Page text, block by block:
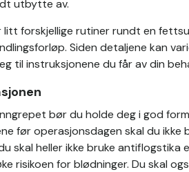
utbytte av.
litt forskjellige rutiner rundt en
Siden detaljene kan
til instruksjonene du får av din
bør du holde deg i god
før operasjonsdagen skal du
skal heller ikke bruke
risikoen for blødninger. Du skal